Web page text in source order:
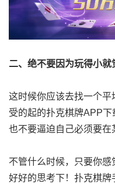
二、绝不要因为玩得小就
这时候你应该去找一个
受的起的扑克棋牌APP下
也不要逼迫自己必须要在
不管什么时候，只要你
好好的思考下！扑克棋